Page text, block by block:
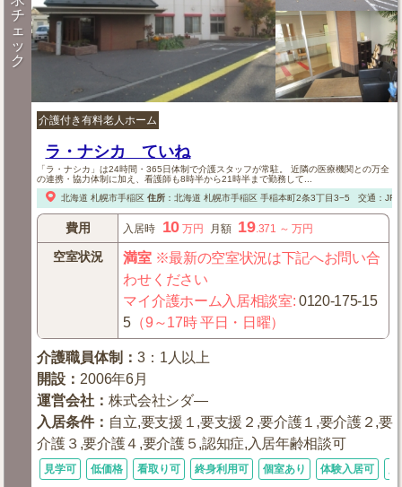
チ
ェ
ッ
ク
介護付き有料老人ホーム
ラ・ナシカ ていね
「ラ・ナシカ」は24時間・365日体制で介護スタッフが常駐。 近隣の医療機関との万全
の連携・協力体制に加え、看護師も8時半から21時半まで勤務して...
北海道 札幌市手稲区 住所： 北海道 札幌市手稲区手稲本町2条3丁目3−5 交通：JR
費用 入居時 10 万円 月額 19.371 ～万円
空室状況 満室※最新の空室状況は下記へお問い合
わせください
マイ介護ホーム入居相談室:0120-175-15
5 （9～17時 平日・日曜）
介護職員体制 ：3：1人以上
開設 ： 2006年6月
運営会社 ：株式会社シダ—
入居条件： 自立,要支援１,要支援２,要介護１,要介護２,要
介護３,要介護４,要介護５,認知症,入居年齢相談可
見学可 低価格 看取り可 終身利用可 個室あり 体験入居可